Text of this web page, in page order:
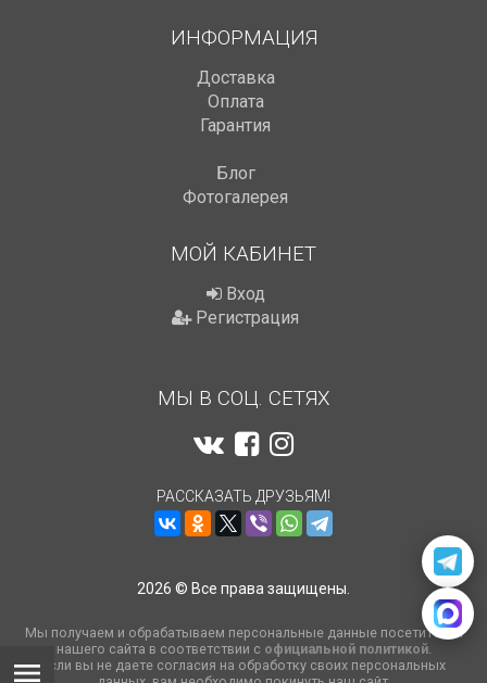
ИНФОРМАЦИЯ
Доставка
Оплата
Гарантия
Блог
Фотогалерея
МОЙ КАБИНЕТ
Вход
Регистрация
МЫ В СОЦ. СЕТЯХ
РАССКАЗАТЬ ДРУЗЬЯМ!
2026 © Все права защищены.
Мы получаем и обрабатываем персональные данные посетителей
нашего сайта в соответствии с официальной политикой.
Если вы не даете согласия на обработку своих персональных